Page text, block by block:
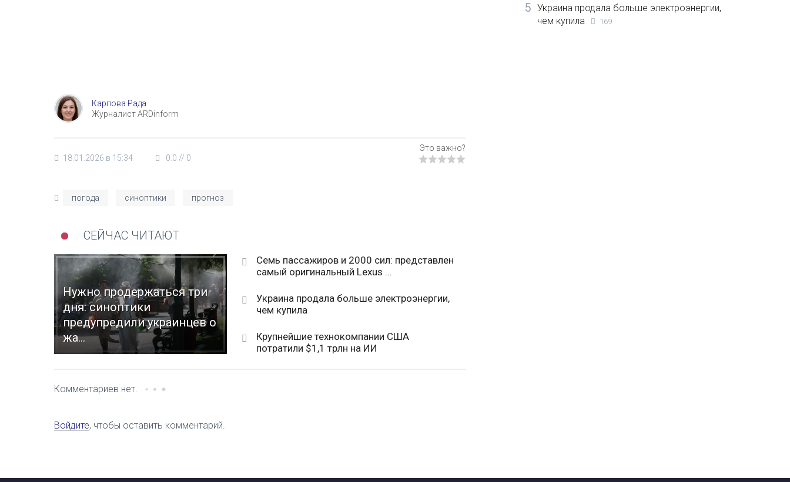
Карпова Рада
Журналист ARDinform
18.01.2026 в 15:34 0.0 // 0
погода синоптики прогноз
СЕЙЧАС ЧИТАЮТ
Нужно продержаться три
дня: синоптики
предупредили украинцев о
жа...
Семь пассажиров и 2000 сил: представлен
самый оригинальный Lexus ...
Украина продала больше электроэнергии,
чем купила
Крупнейшие технокомпании США
потратили $1,1 трлн на ИИ
Комментариев нет.
Войдите, чтобы оставить комментарий.
5
Украина продала больше электроэнергии,
чем купила
169